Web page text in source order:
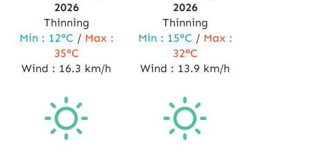
2026
Thinning
Min : 12°C / Max :
35°C
Wind : 16.3 km/h
2026
Thinning
Min : 15°C / Max :
32°C
Wind : 13.9 km/h